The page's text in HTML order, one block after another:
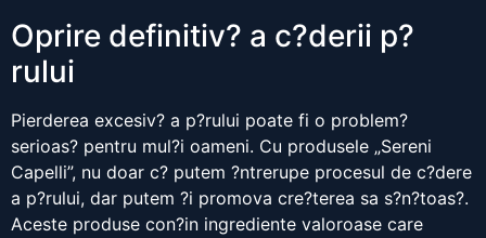
Oprire definitiv? a c?derii p?
rului
Pierderea excesiv? a p?rului poate fi o problem?
serioas? pentru mul?i oameni. Cu produsele „Sereni
Capelli”, nu doar c? putem ?ntrerupe procesul de c?dere
a p?rului, dar putem ?i promova cre?terea sa s?n?toas?.
Aceste produse con?in ingrediente valoroase care